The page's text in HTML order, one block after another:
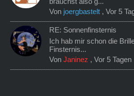
Von joergbastelt ,Vor 5
RE: Sonnenfinsternis
Ich hab mir schon die
Finsternis...
VonJaninez ,Vor 5 Tagen